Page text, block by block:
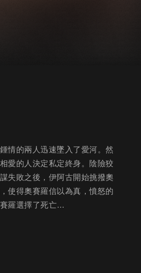
情的兩人迅速墜入了愛河。然
愛的人決定私定終身。陰險狡
失敗之後，伊阿古開始挑撥奧
使得奧賽羅信以為真，憤怒的
羅選擇了死亡…